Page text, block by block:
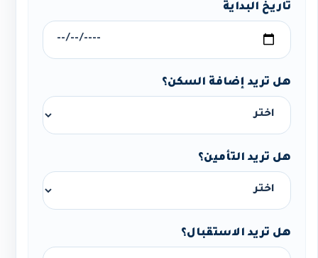
تاريخ البداية
هل تريد إضافة السكن؟
هل تريد التأمين؟
هل تريد الاستقبال؟